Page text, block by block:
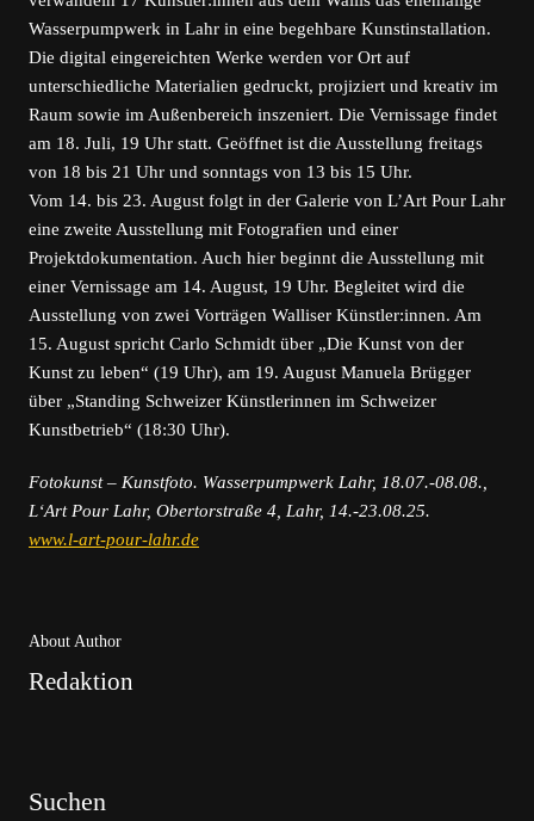
Wasserpumpwerk in Lahr in eine begehbare Kunstinstallation.
Die digital eingereichten Werke werden vor Ort auf
unterschiedliche Materialien gedruckt, projiziert und kreativ im
Raum sowie im Außenbereich inszeniert. Die Vernissage findet
am 18. Juli, 19 Uhr statt. Geöffnet ist die Ausstellung freitags
von 18 bis 21 Uhr und sonntags von 13 bis 15 Uhr.
Vom 14. bis 23. August folgt in der Galerie von L’Art Pour Lahr
eine zweite Ausstellung mit Fotografien und einer
Projektdokumentation. Auch hier beginnt die Ausstellung mit
einer Vernissage am 14. August, 19 Uhr. Begleitet wird die
Ausstellung von zwei Vorträgen Walliser Künstler:innen. Am
15. August spricht Carlo Schmidt über „Die Kunst von der
Kunst zu leben“ (19 Uhr), am 19. August Manuela Brügger
über „Standing Schweizer Künstlerinnen im Schweizer
Kunstbetrieb“ (18:30 Uhr).
Fotokunst – Kunstfoto. Wasserpumpwerk Lahr, 18.07.-08.08.,
L‘Art Pour Lahr, Obertorstraße 4, Lahr, 14.-23.08.25.
www.l-art-pour-lahr.de
About Author
Redaktion
Suchen